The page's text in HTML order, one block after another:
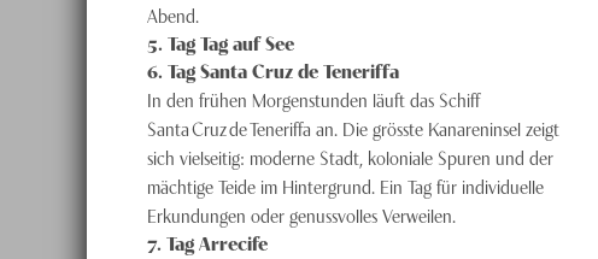
Abend.
5. TagTag auf See
6. TagSanta Cruz de Teneriffa
In den frühen Morgenstunden läuft das Schiff
Santa Cruz de Teneriffa an. Die grösste Kanareninsel zeigt
sich vielseitig: moderne Stadt, koloniale Spuren und der
mächtige Teide im Hintergrund. Ein Tag für individuelle
Erkundungen oder genussvolles Verweilen.
7. TagArrecife